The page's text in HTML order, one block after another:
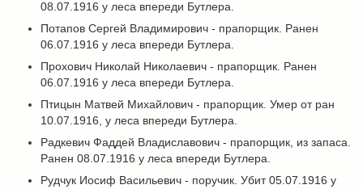
08.07.1916 у леса впереди Бутлера.
Потапов Сергей Владимирович - прапорщик. Ранен
06.07.1916 у леса впереди Бутлера.
Прохович Николай Николаевич - прапорщик. Ранен
06.07.1916 у леса впереди Бутлера.
Птицын Матвей Михайлович - прапорщик. Умер от ран
10.07.1916, у леса впереди Бутлера.
Радкевич Фаддей Владиславович - прапорщик, из запаса.
Ранен 08.07.1916 у леса впереди Бутлера.
Рудчук Иосиф Васильевич - поручик. Убит 05.07.1916 у